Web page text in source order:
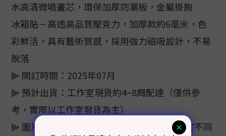
水高清微噴畫芯，環保加厚防潮板，金屬掛鉤
冰箱貼－高透高品質壓克力，加厚款約6毫米，色
彩鮮活，具有藝術質感，採用強力磁吸設計，不易
脫落
⫸ 開訂時間：2025年07月
⫸ 預計出貨：工作室現貨約4~8周配達（僅供參
考，實際以工作室發貨為主）
⫸ 圖片顏色僅供參考，色樣會因電腦螢幕設定不同